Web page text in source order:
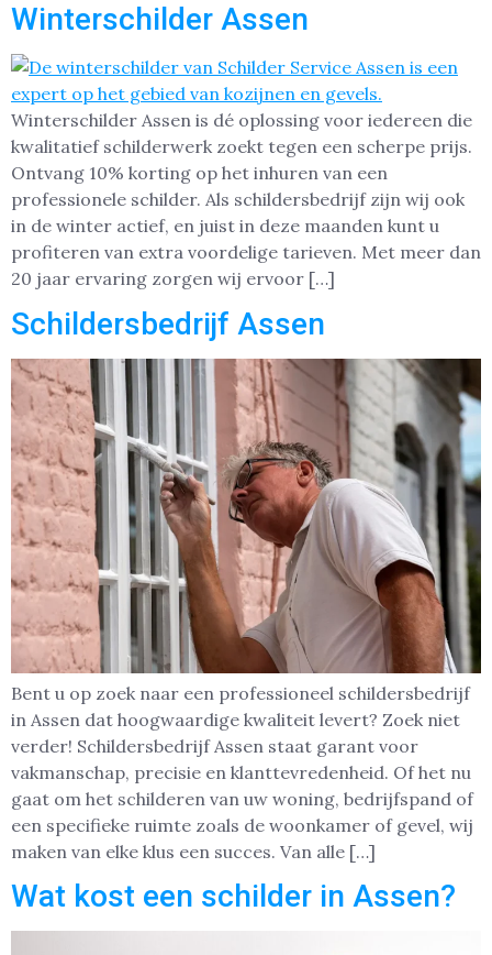
Winterschilder Assen
Winterschilder Assen is dé oplossing voor iedereen die
kwalitatief schilderwerk zoekt tegen een scherpe prijs.
Ontvang 10% korting op het inhuren van een
professionele schilder. Als schildersbedrijf zijn wij ook
in de winter actief, en juist in deze maanden kunt u
profiteren van extra voordelige tarieven. Met meer dan
20 jaar ervaring zorgen wij ervoor […]
Schildersbedrijf Assen
Bent u op zoek naar een professioneel schildersbedrijf
in Assen dat hoogwaardige kwaliteit levert? Zoek niet
verder! Schildersbedrijf Assen staat garant voor
vakmanschap, precisie en klanttevredenheid. Of het nu
gaat om het schilderen van uw woning, bedrijfspand of
een specifieke ruimte zoals de woonkamer of gevel, wij
maken van elke klus een succes. Van alle […]
Wat kost een schilder in Assen?